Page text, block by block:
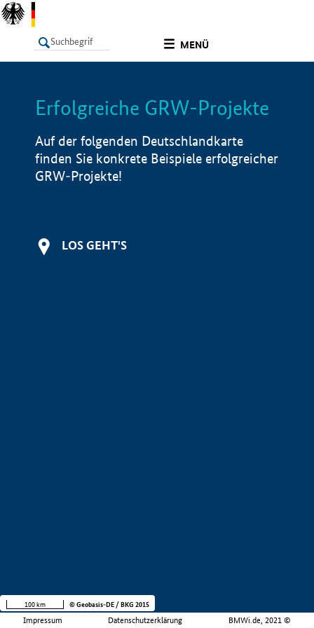
MENÜ
LISTE Info
Erfolgreiche GRW-Projekte
Auf der folgenden Deutschlandkarte
finden Sie konkrete Beispiele erfolgreicher
GRW-Projekte!
LOS GEHT'S
Impressum Datenschutzerklärung BMWi.de, 2021 ©
100 km © Geobasis-DE / BKG 2015